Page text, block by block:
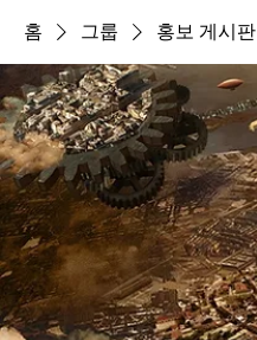
홈 그룹 홍보 게시판